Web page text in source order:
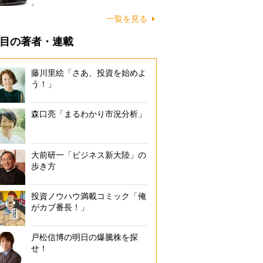
一覧を見る
の著者・連載
藤川里絵「さあ、投資を始めよ
う！」
森口亮「まるわかり市況分析」
大前研一「ビジネス新大陸」の
歩き方
投資ノウハウ満載コミック「俺
がカブ番長！」
戸松信博の明日の爆騰株を探
せ！